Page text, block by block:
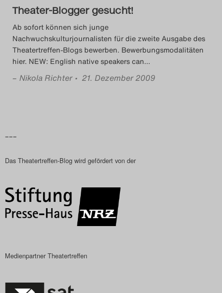
Das Theatertreffen-Blog
2023
Das Theatertreffen-Blog
2024
Das Theatertreffen-Blog
Archiv
Impressum
Nutzungsbedingungen
Theater-Blogger gesucht!
Ab sofort können sich junge
Nachwuchskulturjournalisten für die zweite Ausgabe des
Theatertreffen-Blogs bewerben. Bewerbungsmodalitäten
hier. NEW: English native speakers can…
– Nikola Richter • 21. Dezember 2009
–––
Das Theatertreffen-Blog wird gefördert von der
Medienpartner Theatertreffen